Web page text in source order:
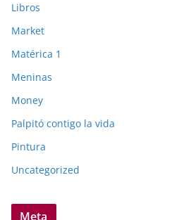
Libros
Market
Matérica 1
Meninas
Money
Palpitó contigo la vida
Pintura
Uncategorized
Meta